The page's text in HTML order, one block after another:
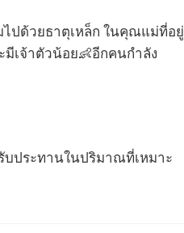
ไปด้วยธาตุเหล็ก ในคุณแม่ที่อยู่
เจ้าตัวน้อย👶อีกคนกำลัง
บประทานในปริมาณที่เหมาะ